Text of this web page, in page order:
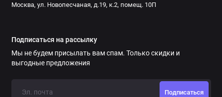
Москва, ул. Новопесчаная, д.19, к.2, помещ. 10П
Подписаться на рассылку
Мы не будем присылать вам спам. Только скидки и
выгодные предложения
Подписаться